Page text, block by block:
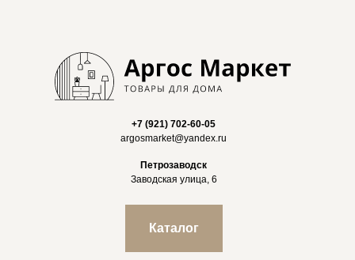
+7 (921) 702-60-05
argosmarket@yandex.ru
Петрозаводск
Заводская улица, 6
Каталог